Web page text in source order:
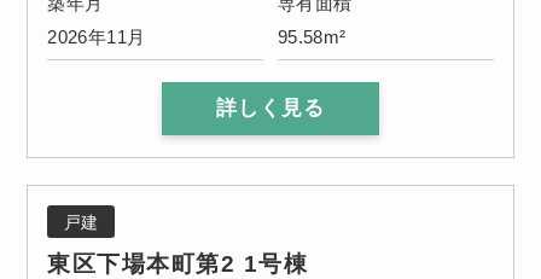
2026年11月
95.58m²
詳しく見る
戸建
東区下場本町第2 1号棟